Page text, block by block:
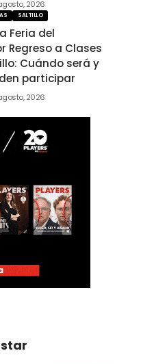
2026
SALTILLO
Feria del
Regreso a Clases
Cuándo será y
participar
2026